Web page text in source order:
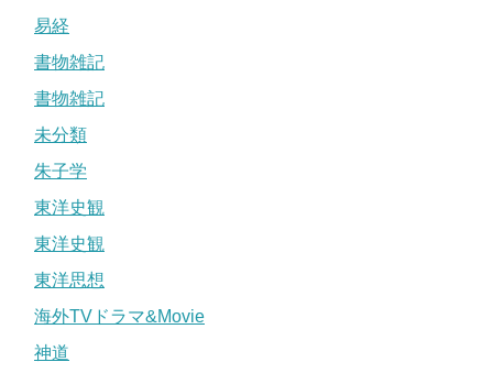
易経
書物雑記
書物雑記
未分類
朱子学
東洋史観
東洋史観
東洋思想
海外TVドラマ&Movie
神道